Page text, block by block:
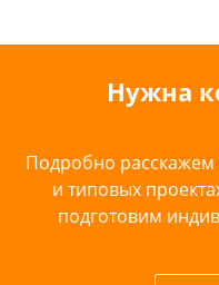
Нужна
Подробно расскажем
и типовых
подготовим